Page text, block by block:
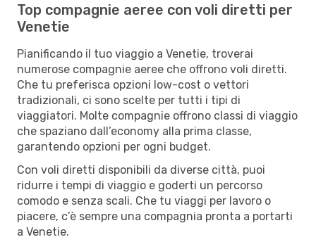
Top compagnie aeree con voli diretti per
Venetie
Pianificando il tuo viaggio a Venetie, troverai
numerose compagnie aeree che offrono voli diretti.
Che tu preferisca opzioni low-cost o vettori
tradizionali, ci sono scelte per tutti i tipi di
viaggiatori. Molte compagnie offrono classi di viaggio
che spaziano dall’economy alla prima classe,
garantendo opzioni per ogni budget.
Con voli diretti disponibili da diverse città, puoi
ridurre i tempi di viaggio e goderti un percorso
comodo e senza scali. Che tu viaggi per lavoro o
piacere, c’è sempre una compagnia pronta a portarti
a Venetie.